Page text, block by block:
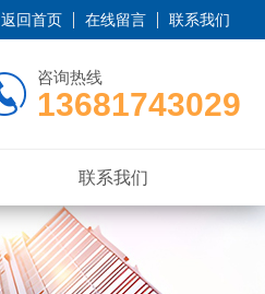
返回首页 在线留言 联系我们
咨询热线
13681743029
联系我们